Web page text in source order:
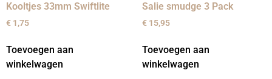
Kooltjes 33mm Swiftlite
€ 1,75
Toevoegen aan
winkelwagen
Salie smudge 3 Pack
€ 15,95
Toevoegen aan
winkelwagen